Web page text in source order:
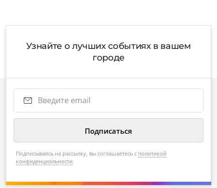
Узнайте о лучших событиях в вашем
городе
Подписываясь на рассылку, вы соглашаетесь с политикой
конфиденциальности